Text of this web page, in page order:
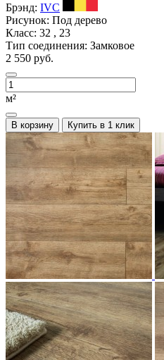
Брэнд: IVC
Рисунок: Под дерево
Класс: 32 , 23
Тип соединения: Замковое
2 550 руб.
м²
В корзину Купить в 1 клик